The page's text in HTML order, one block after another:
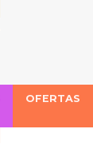
OFERTAS